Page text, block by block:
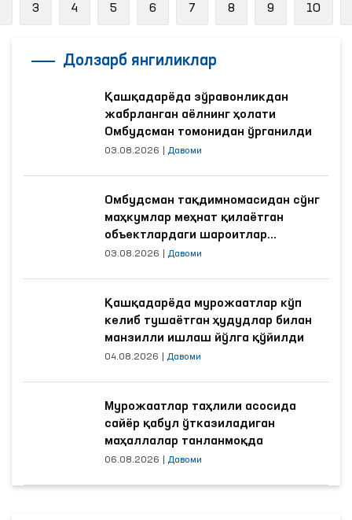
3 4 5 6 7 8 9 10
Долзарб янгиликлар
Қашқадарёда зўравонликдан
жабрланган аёлнинг ҳолати
Омбудсман томонидан ўрганилди
03.08.2026 Давоми
Омбудсман тақдимномасидан сўнг
маҳкумлар меҳнат қилаётган
объектлардаги шароитлар
яхшиланди
03.08.2026 Давоми
Қашқадарёда мурожаатлар кўп
келиб тушаётган ҳудудлар билан
манзилли ишлаш йўлга қўйилди
04.08.2026 Давоми
Мурожаатлар таҳлили асосида
сайёр қабул ўтказиладиган
маҳаллалар танланмоқда
06.08.2026 Давоми